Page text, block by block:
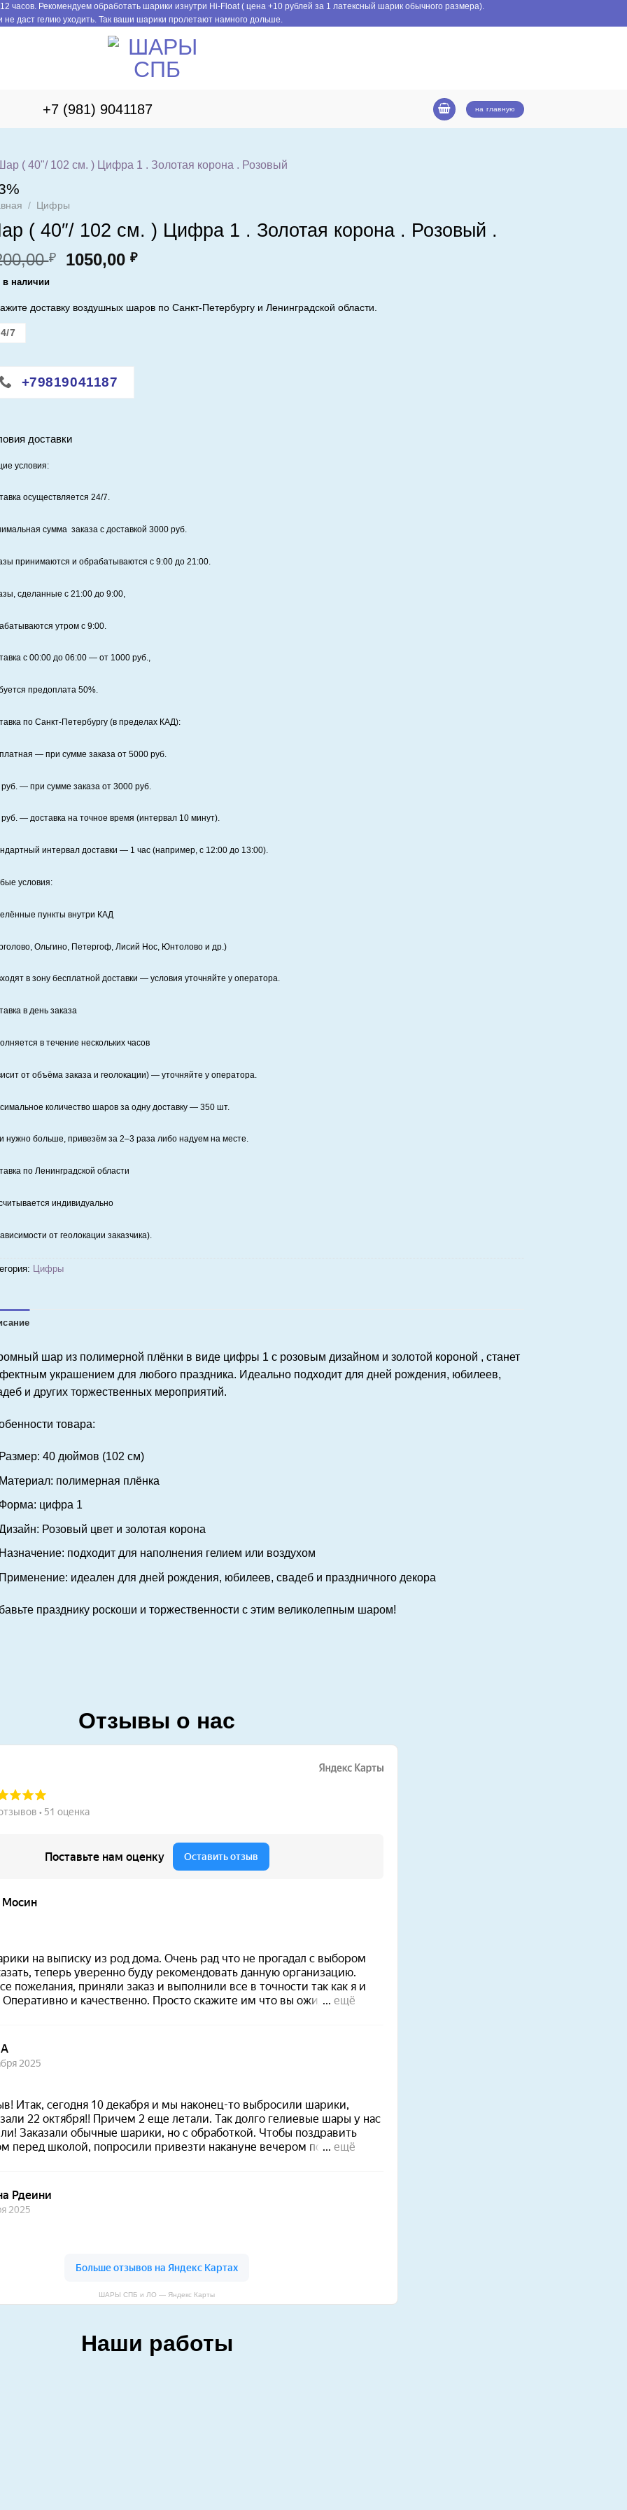
часов. Рекомендуем обработать шарики изнутри Hi-Float ( цена +10 рублей за 1 латексный шарик обычного размера).
даст гелию уходить. Так ваши шарики пролетают намного дольше.
+7 (981) 9041187 на главную
/ Цифры
( 40″/ 102 см. ) Цифра 1 . Золотая корона . Розовый .
₽
Первоначальная
1200,00 ₽.
1050,00 ₽Текущая
в наличии
доставку воздушных шаров по Санкт-Петербургу и Ленинградской области.
7
+79819041187
доставки
условия:
осуществляется 24/7.
сумма заказа с доставкой 3000 руб.
принимаются и обрабатываются с 9:00 до 21:00.
сделанные с 21:00 до 9:00,
утром с 9:00.
с 00:00 до 06:00 — от 1000руб.,
предоплата 50%.
по Санкт‑Петербургу (в пределах КАД):
— при сумме заказа от 5000руб.
— при сумме заказа от 3000руб.
— доставка на точное время (интервал 10 минут).
интервал доставки — 1 час (например, с 12:00 до 13:00).
условия:
пункты внутри КАД
Ольгино, Петергоф, Лисий Нос, Юнтолово и др.)
в зону бесплатной доставки — условия уточняйте у оператора.
в день заказа
в течение нескольких часов
от объёма заказа и геолокации) — уточняйте у оператора.
количество шаров за одну доставку — 350 шт.
нужно больше, привезём за 2–3 раза либо надуем на месте.
по Ленинградской области
индивидуально
от геолокации заказчика).
Цифры
шар из полимерной плёнки в виде цифры 1 с розовым дизайном и золотой короной , станет
украшением для любого праздника. Идеально подходит для дней рождения, юбилеев,
и других торжественных мероприятий.
товара:
40 дюймов (102 см)
полимерная плёнка
цифра 1
Розовый цвет и золотая корона
подходит для наполнения гелием или воздухом
идеален для дней рождения, юбилеев, свадеб и праздничного декора
празднику роскоши и торжественности с этим великолепным шаром!
Отзывы о нас
ШАРЫ СПБ и ЛО — Яндекс Карты
Наши работы